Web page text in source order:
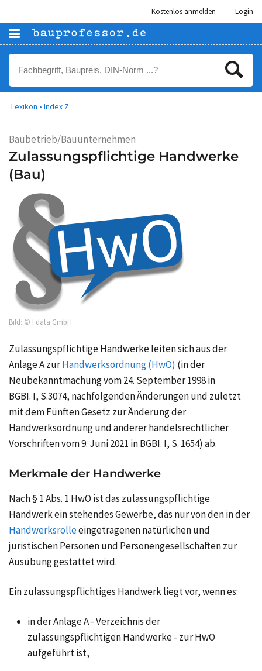
Kostenlos anmelden Login
Lexikon • Index Z
Baubetrieb/Bauunternehmen
Zulassungspflichtige Handwerke
(Bau)
Bild: © f:data GmbH
Zulassungspflichtige Handwerke leiten sich aus der
Anlage A zurHandwerksordnung (HwO) (in der
Neubekanntmachung vom24. September 1998in
BGBI. I, S.3074, nachfolgenden Änderungen und zuletzt
mit dem Fünften Gesetz zur Änderung der
Handwerksordnung und anderer handelsrechtlicher
Vorschriften vom9. Juni 2021 inBGBI. I, S. 1654) ab.
Merkmale der Handwerke
Nach§ 1 Abs. 1 HwO ist das zulassungspflichtige
Handwerk ein stehendes Gewerbe, das nur von den in der
Handwerksrolleeingetragenen natürlichen und
juristischen Personen und Personengesellschaften zur
Ausübung gestattet wird.
Ein zulassungspflichtiges Handwerk liegt vor, wenn es:
in der Anlage A - Verzeichnis der
zulassungspflichtigen Handwerke - zur HwO
aufgeführt ist,